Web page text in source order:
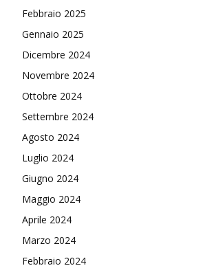
Febbraio 2025
Gennaio 2025
Dicembre 2024
Novembre 2024
Ottobre 2024
Settembre 2024
Agosto 2024
Luglio 2024
Giugno 2024
Maggio 2024
Aprile 2024
Marzo 2024
Febbraio 2024